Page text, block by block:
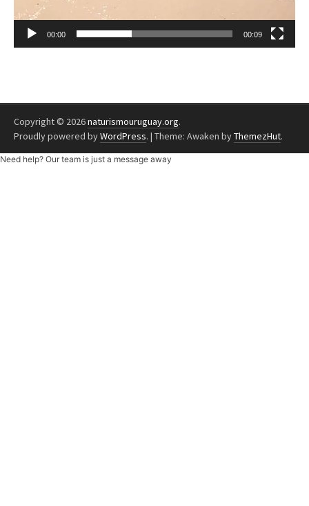
00:00 00:09
Copyright © 2026naturismouruguay.org.
Proudly powered byWordPress. | Theme: Awaken byThemezHut.
Need help? Our team is just a message away